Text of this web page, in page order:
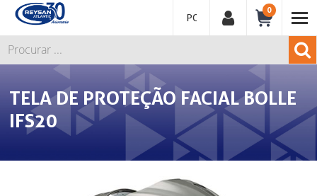
PORTUGUÊS
0
TELA DE PROTEÇÃO FACIAL BOLLE
IFS20